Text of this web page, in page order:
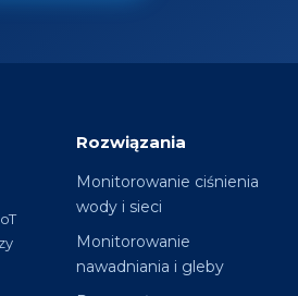
Rozwiązania
Monitorowanie ciśnienia
wody i sieci
Monitorowanie
nawadniania i gleby